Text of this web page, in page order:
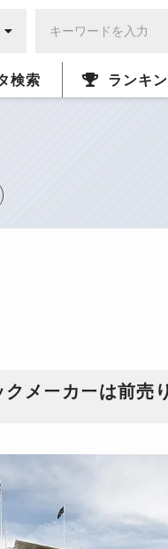
検索 ランキ
メーカーは前売